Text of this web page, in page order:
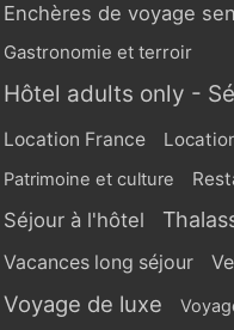
Enchères de voyage
Gastronomie et terroir
Hôtel adults only -
Location France
Patrimoine et culture
Séjour à l'hôtel
Vacances long séjour
Voyage de luxe